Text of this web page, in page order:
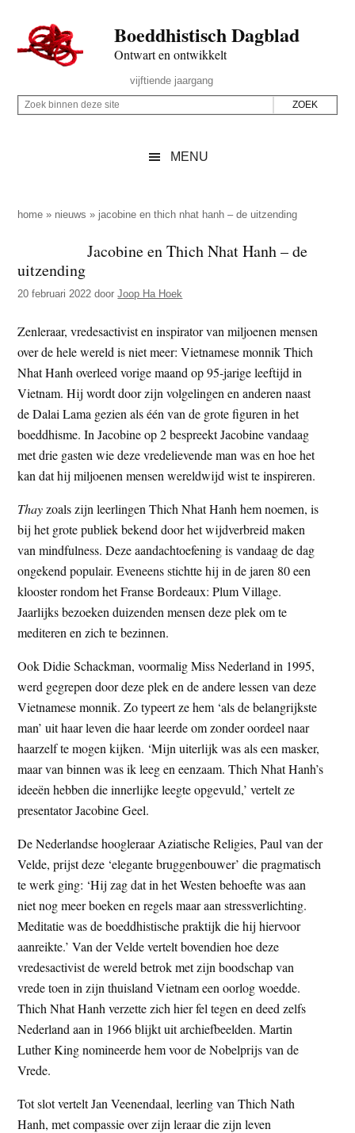
naar
de
inhoud
secondary
naar
de
sidebar
naar
de
Boeddhistisch Dagblad
Ontwart en ontwikkelt
Rechts
vijftiende jaargang
Z
p
z
e
s
i
t
e
Z
i
e
n
e
z
e
s
i
t
e
MENU
home » nieuws » jacobine en thich nhat hanh – de uitzending
Jacobine en Thich Nhat Hanh – de
uitzending
20 februari 2022 doorJoop Ha Hoek
Zenleraar, vredesactivist en inspirator van miljoenen mensen
over de hele wereld is niet meer: Vietnamese monnik Thich
Nhat Hanh overleed vorige maand op 95-jarige leeftijd in
Vietnam. Hij wordt door zijn volgelingen en anderen naast
de Dalai Lama gezien als één van de grote figuren in het
boeddhisme. In Jacobine op 2 bespreekt Jacobine vandaag
met drie gasten wie deze vredelievende man was en hoe het
kan dat hij miljoenen mensen wereldwijd wist te inspireren.
Thayzoals zijn leerlingen Thich Nhat Hanh hem noemen, is
bij het grote publiek bekend door het wijdverbreid maken
van mindfulness. Deze aandachtoefening is vandaag de dag
ongekend populair. Eveneens stichtte hij in de jaren 80 een
klooster rondom het Franse Bordeaux: Plum Village.
Jaarlijks bezoeken duizenden mensen deze plek om te
mediteren en zich te bezinnen.
Ook Didie Schackman, voormalig Miss Nederland in 1995,
werd gegrepen door deze plek en de andere lessen van deze
Vietnamese monnik. Zo typeert ze hem ‘als de belangrijkste
man’ uit haar leven die haar leerde om zonder oordeel naar
haarzelf te mogen kijken. ‘Mijn uiterlijk was als een masker,
maar van binnen was ik leeg en eenzaam. Thich Nhat Hanh’s
ideeën hebben die innerlijke leegte opgevuld,’ vertelt ze
presentator Jacobine Geel.
De Nederlandse hoogleraar Aziatische Religies, Paul van der
Velde, prijst deze ‘elegante bruggenbouwer’ die pragmatisch
te werk ging: ‘Hij zag dat in het Westen behoefte was aan
niet nog meer boeken en regels maar aan stressverlichting.
Meditatie was de boeddhistische praktijk die hij hiervoor
aanreikte.’ Van der Velde vertelt bovendien hoe deze
vredesactivist de wereld betrok met zijn boodschap van
vrede toen in zijn thuisland Vietnam een oorlog woedde.
Thich Nhat Hanh verzette zich hier fel tegen en deed zelfs
Nederland aan in 1966 blijkt uit archiefbeelden. Martin
Luther King nomineerde hem voor de Nobelprijs van de
Vrede.
Tot slot vertelt Jan Veenendaal, leerling van Thich Nath
Hanh, met compassie over zijn leraar die zijn leven